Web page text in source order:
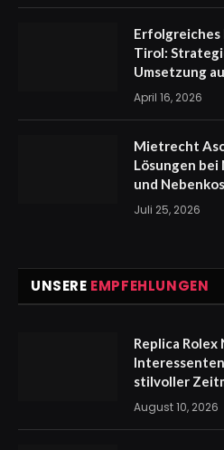
Tirol:
Umsetzung
April 16, 2026
Mietrecht
Lösungen
und
Juli 25, 2026
UNSERE EMPFEHLUNGEN
Replica
stilvoller
August 10, 2026